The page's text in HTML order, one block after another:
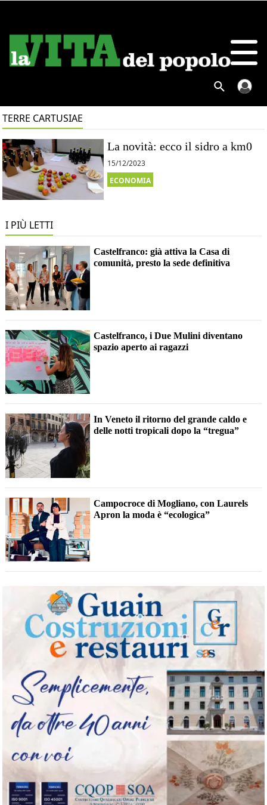
TERRE CARTUSIAE
La novità: ecco il sidro a km0
15/12/2023
ECONOMIA
I PIÙ LETTI
Castelfranco: già attiva la Casa di
comunità, presto la sede definitiva
Castelfranco, i Due Mulini diventano
spazio aperto ai ragazzi
In Veneto il ritorno del grande caldo e
delle notti tropicali dopo la “tregua”
Campocroce di Mogliano, con Laurels
Apron la moda è “ecologica”